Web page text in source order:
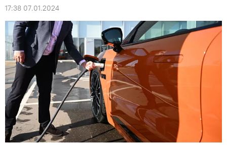
17:38 07.01.2024